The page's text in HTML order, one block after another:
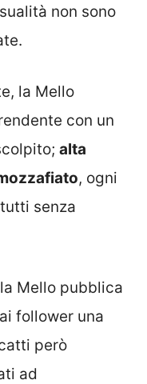
non sono
la Mello
con un
alta
, ogni
senza
Mello pubblica
follower una
però
ad